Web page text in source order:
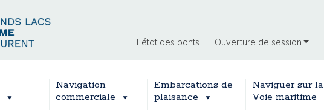
L’état des ponts Ouverture de session
Navigation
commerciale
Embarcations de
plaisance
Naviguer sur la
Voie maritime